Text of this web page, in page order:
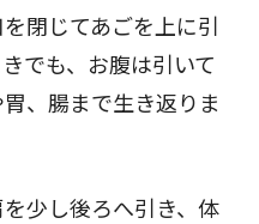
閉じてあごを上に引
でも、お腹は引いて
、腸まで生き返りま
少し後ろへ引き、体